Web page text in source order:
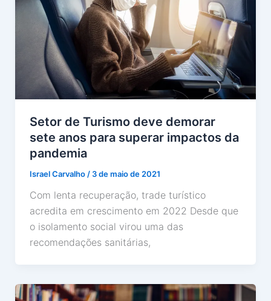
Setor de Turismo deve demorar
sete anos para superar impactos da
pandemia
Israel Carvalho / 3 de maio de 2021
Com lenta recuperação, trade turístico
acredita em crescimento em 2022 Desde que
o isolamento social virou uma das
recomendações sanitárias,